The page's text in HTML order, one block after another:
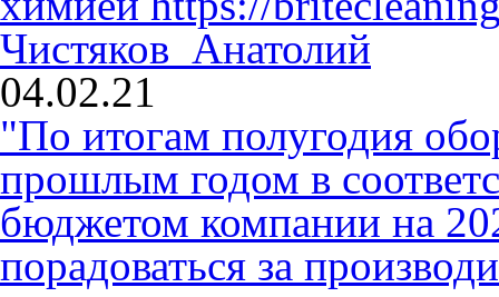
Чистяков Анатолий
04.02.21
"По итогам полугодия
прошлым годом в
бюджетом компании на
порадоваться за